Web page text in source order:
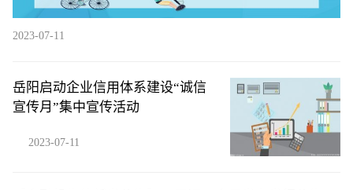
2023-07-11
岳阳启动企业信用体系建设“诚信
宣传月”集中宣传活动
2023-07-11